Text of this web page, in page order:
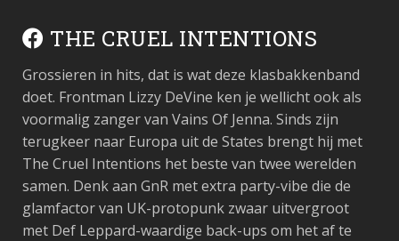
THE CRUEL INTENTIONS
Grossieren in hits, dat is wat deze klasbakkenband
doet. Frontman Lizzy DeVine ken je wellicht ook als
voormalig zanger van Vains Of Jenna. Sinds zijn
terugkeer naar Europa uit de States brengt hij met
The Cruel Intentions het beste van twee werelden
samen. Denk aan GnR met extra party-vibe die de
glamfactor van UK-protopunk zwaar uitvergroot
met Def Leppard-waardige back-ups om het af te